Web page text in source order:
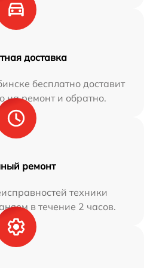
доставка
бесплатно доставит
на ремонт и обратно.
ремонт
техники
в течение 2 часов.